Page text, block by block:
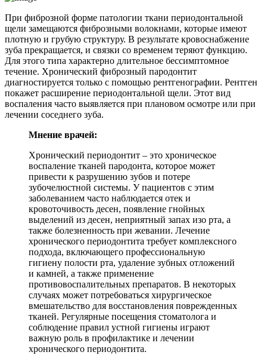
При фиброзной форме патологии ткани периодонтальной
щели замещаются фиброзными волокнами, которые имеют
плотную и грубую структуру. В результате кровоснабжение
зуба прекращается, и связки со временем теряют функцию.
Для этого типа характерно длительное бессимптомное
течение. Хронический фиброзный пародонтит
диагностируется только с помощью рентгенографии. Рентген
покажет расширение периодонтальной щели. Этот вид
воспаления часто выявляется при плановом осмотре или при
лечении соседнего зуба.
Мнение врачей:
Хронический периодонтит – это хроническое
воспаление тканей пародонта, которое может
привести к разрушению зубов и потере
зубочелюстной системы. У пациентов с этим
заболеванием часто наблюдается отек и
кровоточивость десен, появление гнойных
выделений из десен, неприятный запах изо рта, а
также болезненность при жевании. Лечение
хронического периодонтита требует комплексного
подхода, включающего профессиональную
гигиену полости рта, удаление зубных отложений
и камней, а также применение
противовоспалительных препаратов. В некоторых
случаях может потребоваться хирургическое
вмешательство для восстановления поврежденных
тканей. Регулярные посещения стоматолога и
соблюдение правил устной гигиены играют
важную роль в профилактике и лечении
хронического периодонтита.